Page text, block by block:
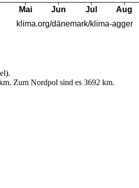
Zum Nordpol sind es 3692 km.